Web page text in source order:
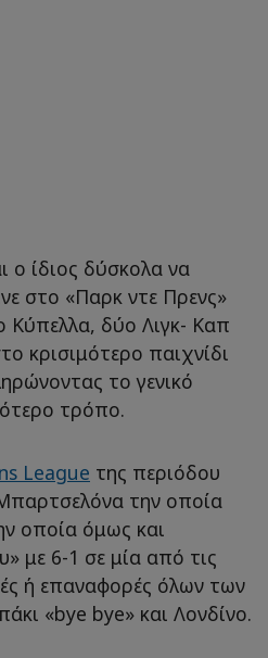
ίδιος δύσκολα να
στο «Παρκ ντε Πρενς»
Κύπελλα, δύο Λιγκ- Καπ
κρισιμότερο παιχνίδι
το γενικό
τρόπο.
League της περιόδου
την οποία
οποία όμως και
με 6-1 σε μία από τις
ή επαναφορές όλων των
«bye bye» και Λονδίνο.